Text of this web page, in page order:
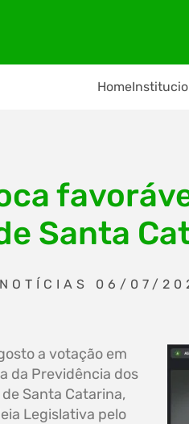
Home
Santa
06/07/
a votação em
da Previdência dos
Santa Catarina,
Legislativa pelo